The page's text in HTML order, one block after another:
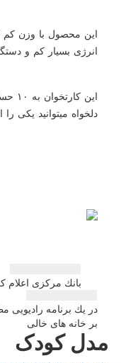
این محصول با وزن کم
انرژی بسیار کم و
این
دلخواه میتوانید یکی را
راهبری
نوشته
بانك مركزی اعلام
در یك برنامه رادیویی
بر خانه های خالی
مدل کودک